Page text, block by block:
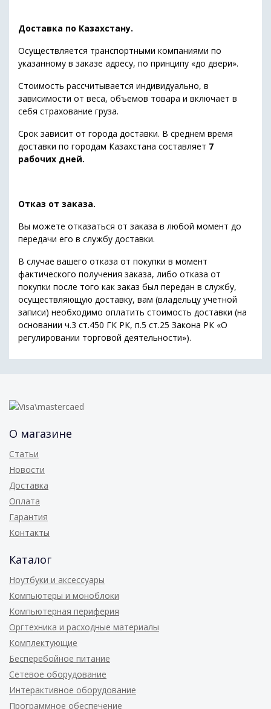
Доставка по Казахстану.
Осуществляется транспортными компаниями по
указанному в заказе адресу, по принципу «до двери».
Стоимость рассчитывается индивидуально, в
зависимости от веса, объемов товара и включает в
себя страхование груза.
Срок зависит от города доставки. В среднем время
доставки по городам Казахстана составляет 7
рабочих дней.
Отказ от заказа.
Вы можете отказаться от заказа в любой момент до
передачи его в службу доставки.
В случае вашего отказа от покупки в момент
фактического получения заказа, либо отказа от
покупки после того как заказ был передан в службу,
осуществляющую доставку, вам (владельцу учетной
записи) необходимо оплатить стоимость доставки (на
основании ч.3 ст.450 ГК РК, п.5 ст.25 Закона РК «О
регулировании торговой деятельности»).
О магазине
Статьи
Новости
Доставка
Оплата
Гарантия
Контакты
Каталог
Ноутбуки и аксессуары
Компьютеры и моноблоки
Компьютерная периферия
Оргтехника и расходные материалы
Комплектующие
Бесперебойное питание
Сетевое оборудование
Интерактивное оборудование
Программное обеспечение